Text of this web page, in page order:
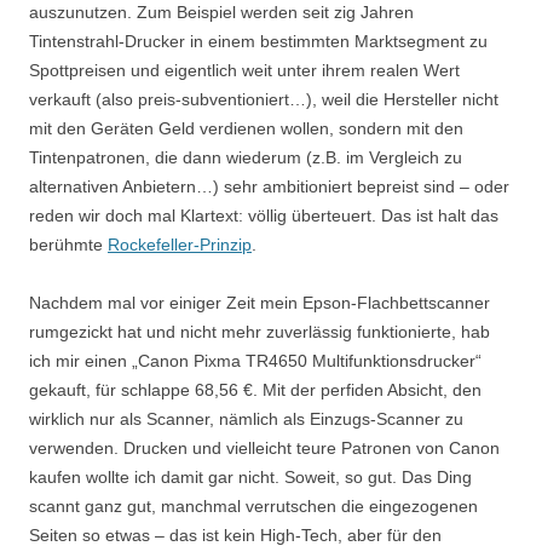
auszunutzen. Zum Beispiel werden seit zig Jahren
Tintenstrahl-Drucker in einem bestimmten Marktsegment zu
Spottpreisen und eigentlich weit unter ihrem realen Wert
verkauft (also preis-subventioniert…), weil die Hersteller nicht
mit den Geräten Geld verdienen wollen, sondern mit den
Tintenpatronen, die dann wiederum (z.B. im Vergleich zu
alternativen Anbietern…) sehr ambitioniert bepreist sind – oder
reden wir doch mal Klartext: völlig überteuert. Das ist halt das
berühmte Rockefeller-Prinzip
Nachdem mal vor einiger Zeit mein Epson-Flachbettscanner
rumgezickt hat und nicht mehr zuverlässig funktionierte, hab
ich mir einen „Canon Pixma TR4650 Multifunktionsdrucker“
gekauft, für schlappe 68,56 €. Mit der perfiden Absicht, den
wirklich nur als Scanner, nämlich als Einzugs-Scanner zu
verwenden. Drucken und vielleicht teure Patronen von Canon
kaufen wollte ich damit gar nicht. Soweit, so gut. Das Ding
scannt ganz gut, manchmal verrutschen die eingezogenen
Seiten so etwas – das ist kein High-Tech, aber für den